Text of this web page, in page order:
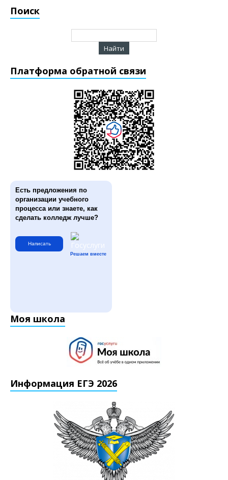
Поиск
Платформа обратной связи
Есть предложения по
организации учебного
процесса или знаете, как
сделать колледж лучше?
Написать
Решаем вместе
Моя школа
Информация ЕГЭ 2026